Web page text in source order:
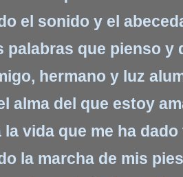
el sonido y el
palabras que pienso y
hermano y luz
alma del que estoy
la vida que me ha
la marcha de mis